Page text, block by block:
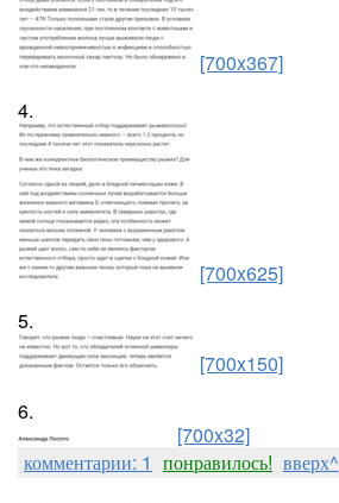
[700x367]
4.
[700x625]
5.
[700x150]
6.
[700x32]
комментарии: 1 понравилось! вверх^